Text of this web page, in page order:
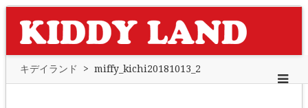
キデイランド > miffy_kichi20181013_2